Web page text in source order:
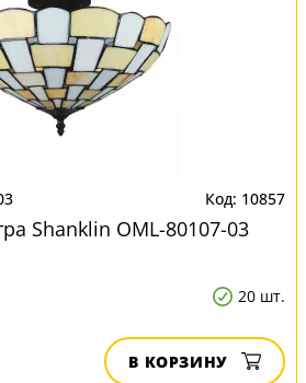
10857
Shanklin OML-80107-03
20 шт.
В КОРЗИНУ